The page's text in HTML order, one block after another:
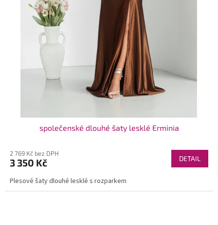
společenské dlouhé šaty lesklé Erminia
2 769 Kč bez DPH
3 350 Kč DETAIL
Plesové šaty dlouhé lesklé s rozparkem